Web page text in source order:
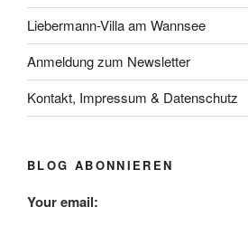
Liebermann-Villa am Wannsee
Anmeldung zum Newsletter
Kontakt, Impressum & Datenschutz
BLOG ABONNIEREN
Your email: